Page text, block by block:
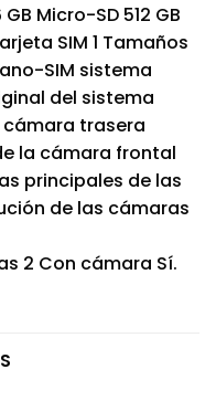
Micro-SD 512 GB
SIM 1 Tamaños
SIM sistema
del sistema
cámara trasera
la cámara frontal
principales de las
de las cámaras
2 Con cámara Sí.